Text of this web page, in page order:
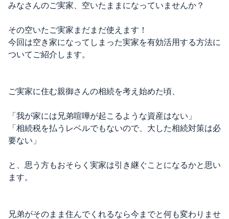
みなさんのご実家、空いたままになっていませんか？
その空いたご実家まだまだ使えます！
今回は空き家になってしまった実家を有効活用する方法に
ついてご紹介します。
ご実家に住む親御さんの相続を考え始めた頃、
「我が家には兄弟喧嘩が起こるような資産はない」
「相続税を払うレベルでもないので、大した相続対策は必
要ない」
と、思う方もおそらく実家は引き継ぐことになるかと思い
ます。
兄弟がそのまま住んでくれるなら今までと何も変わりませ